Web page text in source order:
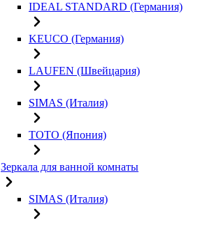
IDEAL STANDARD (Германия)
KEUCO (Германия)
LAUFEN (Швейцария)
SIMAS (Италия)
TOTO (Япония)
Зеркала для ванной комнаты
SIMAS (Италия)